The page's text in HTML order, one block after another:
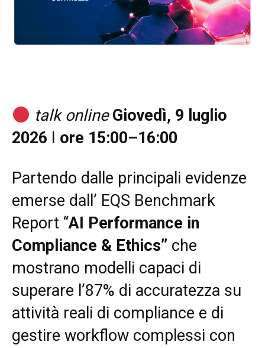
talk online Giovedì, 9 luglio
2026
ore 15:00–16:00
Partendo dalle principali evidenze
emerse dall’ EQS Benchmark
Report “AI Performance in
Compliance & Ethics” che
mostrano modelli capaci di
superare l’87% di accuratezza su
attività reali di compliance e di
gestire workflow complessi con